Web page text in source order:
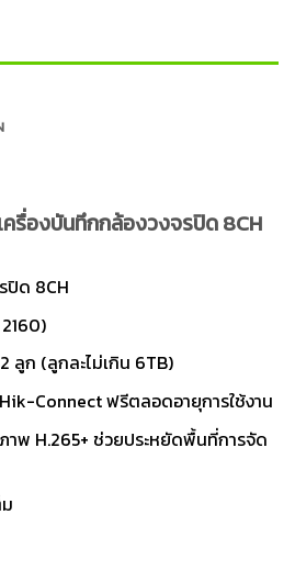
รื่องบันทึกกล้องวงจรปิด 8CH
ปิด 8CH
ลูก (ลูกละไม่เกิน 6TB)
Connect ฟรีตลอดอายุการใช้งาน
าพ H.265+ ช่วยประหยัดพื้นที่การจัด